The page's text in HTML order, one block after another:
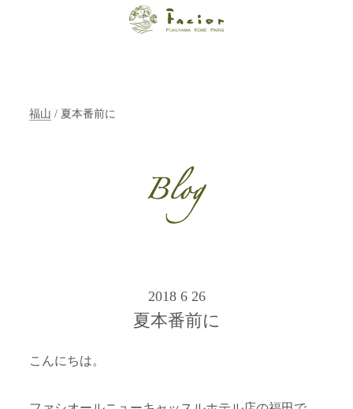
ン ファシオー
輝く美をトータ
ルでご提案しま
す。
福山 / 夏本番前に
2018 6 26
夏本番前に
こんにちは。